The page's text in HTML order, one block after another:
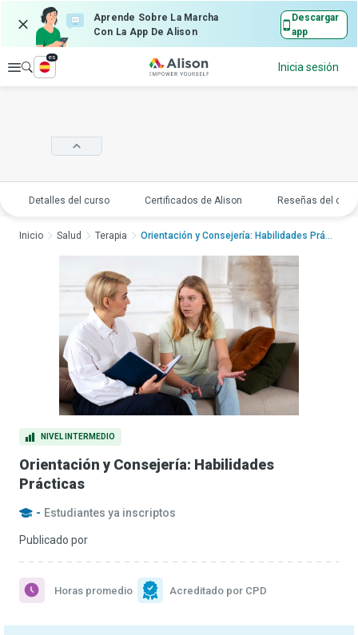
Aprende Sobre La Marcha
Con La App De Alison
Descargar
app
Explorar
es
Inicia sesión
Detalles del curso Certificados de Alison Reseñas del
NIVEL INTERMEDIO
Orientación y Consejería: Habilidades
Prácticas
- Estudiantes ya inscriptos
Publicado por
Horas promedio Acreditado por CPD
Inicio Salud Terapia Orientación y Consejería: Habilidades PrácticasOrie...